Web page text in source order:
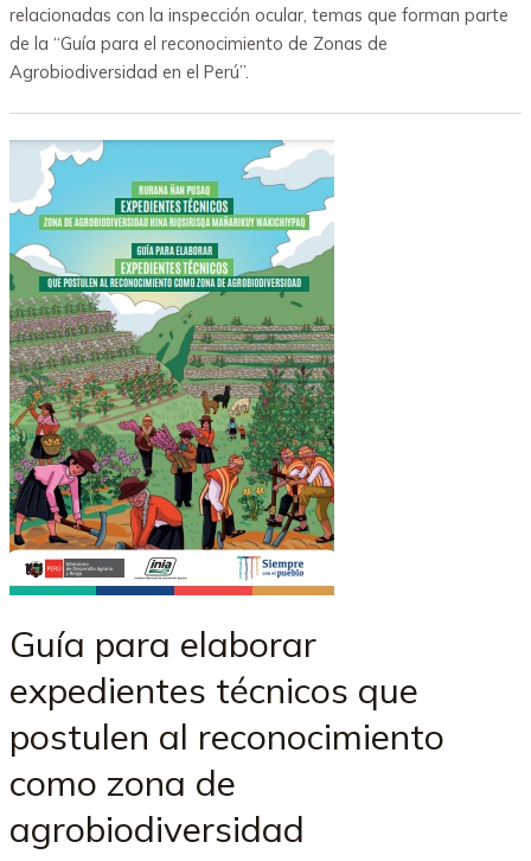
relacionadas con la inspección ocular, temas que forman parte
de la “Guía para el reconocimiento de Zonas de
Agrobiodiversidad en el Perú”.
Guía para elaborar
expedientes técnicos que
postulen al reconocimiento
como zona de
agrobiodiversidad